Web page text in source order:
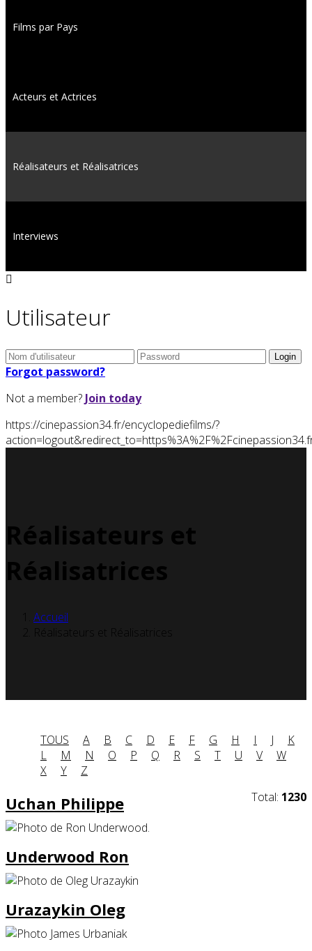
Films par Pays
Acteurs et Actrices
Réalisateurs et Réalisatrices
Interviews
Utilisateur
Forgot password?
Not a member? Join today
https://cinepassion34.fr/encyclopediefilms/?
Réalisateurs et
Réalisatrices
Accueil
Réalisateurs et Réalisatrices
TOUS A B C D E F G H I J
K
L
M N O P Q R S T U V
W
X
Y
Z
Total: 1230
Uchan Philippe
Underwood Ron
Urazaykin Oleg